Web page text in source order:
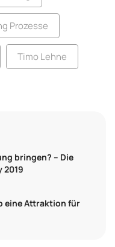
Prozesse
Timo Lehne
bringen? – Die
2019
eine Attraktion für